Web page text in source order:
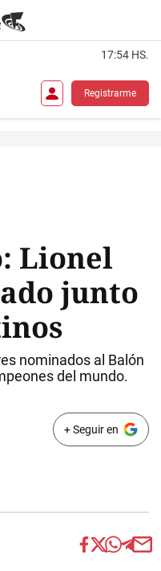
17:54 HS.
Registrarme
Lionel
junto
nominados al Balón
del mundo.
+ Seguir en